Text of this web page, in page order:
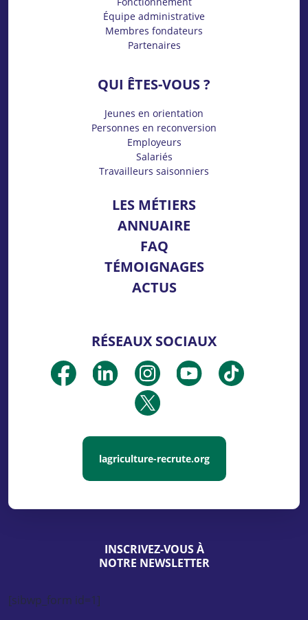
INSCRIVEZ-VOUS À
NOTRE NEWSLETTER
[sibwp_form id=1]
Équipe administrative
Membres fondateurs
Partenaires
QUI ÊTES-VOUS ?
Jeunes en orientation
Personnes en reconversion
Employeurs
Salariés
Travailleurs saisonniers
LES MÉTIERS
ANNUAIRE
FAQ
TÉMOIGNAGES
ACTUS
RÉSEAUX SOCIAUX
lagriculture-recrute.org